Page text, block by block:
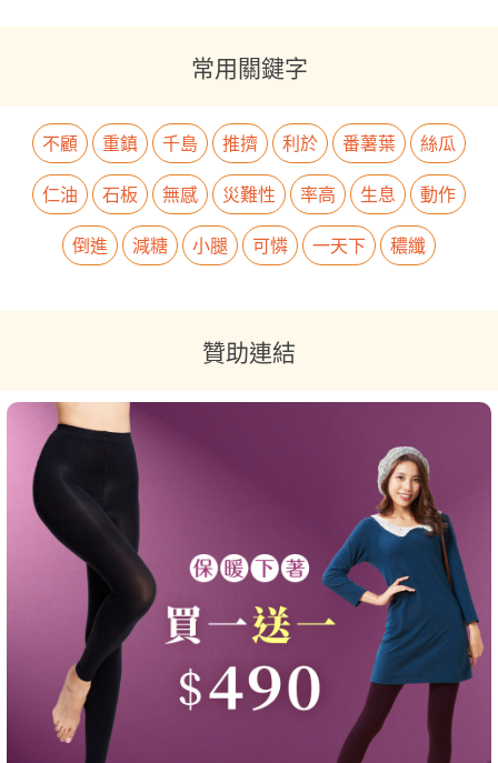
常用關鍵字
不顧 重鎮 千島 推擠 利於 番薯葉
絲瓜
仁油
石板 無感 災難性 率高 生息
動作
倒進
減糖 小腿 可憐 一天下 穠纖
贊助連結